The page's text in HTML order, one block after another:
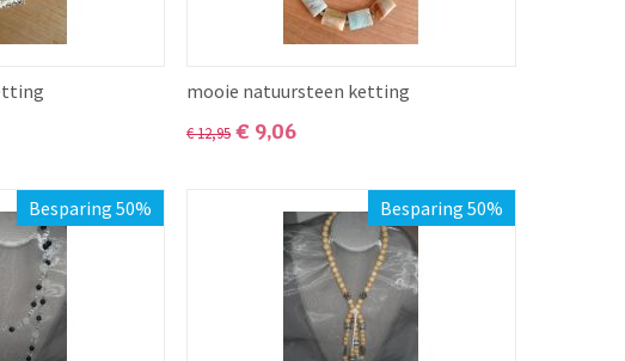
mooie natuursteen ketting
€12,95 € 9,06
Besparing 50% Besparing 50%